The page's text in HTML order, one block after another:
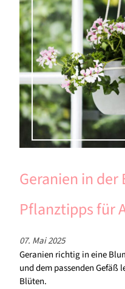
Geranien in
Pflanztipps für
07. Mai 2025
Geranien richtig in eine
und dem passenden Gefäß
Blüten.